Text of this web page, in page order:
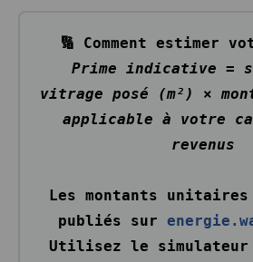
🔢 Comment estimer
Prime indicative =
vitrage posé (m²) ×
applicable à votre
revenus
Les montants
publiés sur
Utilisez le